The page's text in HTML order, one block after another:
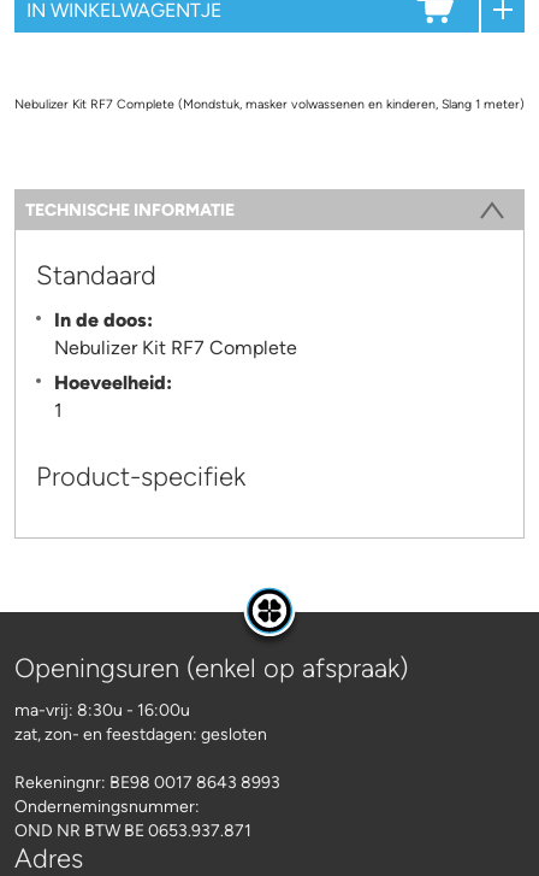
Nebulizer Kit RF7 Complete (Mondstuk, masker volwassenen en kinderen, Slang 1 meter)
Information
TECHNISCHE INFORMATIE
Standaard
In de doos:
Nebulizer Kit RF7 Complete
Hoeveelheid:
1
Product-specifiek
Openingsuren (enkel op afspraak)
ma-vrij: 8:30u - 16:00u
zat, zon- en feestdagen: gesloten
Rekeningnr: BE98 0017 8643 8993
Ondernemingsnummer:
OND NR BTW BE 0653.937.871
Adres